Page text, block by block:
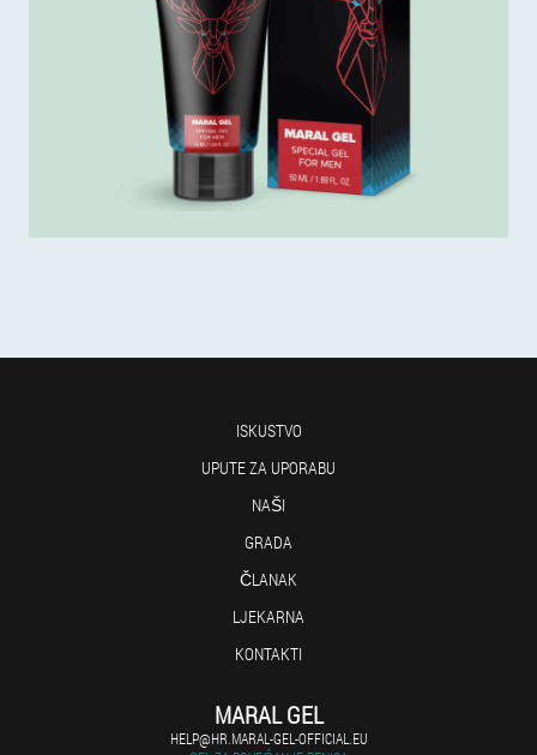
ISKUSTVO
UPUTE ZA UPORABU
NAŠI
GRADA
ČLANAK
LJEKARNA
KONTAKTI
MARAL GEL
HELP@HR.MARAL-GEL-OFFICIAL.EU